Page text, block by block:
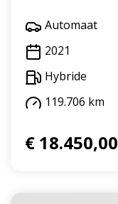
Automaat
2021
Hybride
119.706 km
€ 18.450,00